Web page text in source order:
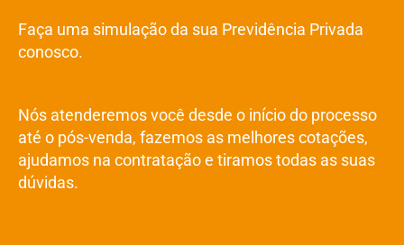
Faça uma simulação da sua Previdência Privada
conosco.
Nós atenderemos você desde o início do processo
até o pós-venda, fazemos as melhores cotações,
ajudamos na contratação e tiramos todas as suas
dúvidas.